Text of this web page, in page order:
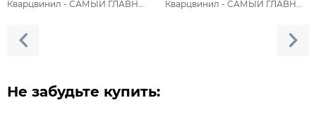
Не забудьте купить: